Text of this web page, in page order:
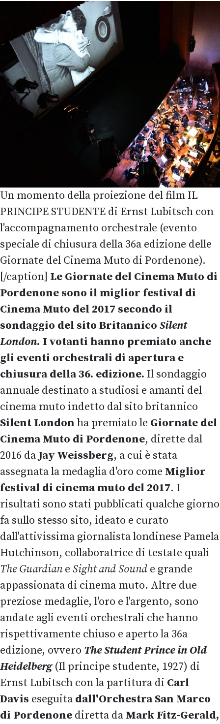
Un momento della proiezione del film IL
PRINCIPE STUDENTE di Ernst Lubitsch con
l'accompagnamento orchestrale (evento
speciale di chiusura della 36a edizione delle
Giornate del Cinema Muto di Pordenone).
[/caption] Le Giornate del Cinema Muto di
Pordenone sono il miglior festival di
Cinema Muto del 2017 secondo il
sondaggio del sito Britannico Silent
London. I votanti hanno premiato anche
gli eventi orchestrali di apertura e
chiusura della 36. edizione. Il sondaggio
annuale destinato a studiosi e amanti del
cinema muto indetto dal sito britannico
Silent London ha premiato le Giornate del
Cinema Muto di Pordenone, dirette dal
2016 da Jay Weissberg, a cui è stata
assegnata la medaglia d'oro come Miglior
festival di cinema muto del 2017. I
risultati sono stati pubblicati qualche giorno
fa sullo stesso sito, ideato e curato
dall'attivissima giornalista londinese Pamela
Hutchinson, collaboratrice di testate quali
The Guardiane Sight and Sound e grande
appassionata di cinema muto. Altre due
preziose medaglie, l'oro e l'argento, sono
andate agli eventi orchestrali che hanno
rispettivamente chiuso e aperto la 36a
edizione, ovvero The Student Prince in Old
Heidelberg(Il principe studente, 1927) di
Ernst Lubitsch con la partitura di Carl
Davis eseguita dall'Orchestra San Marco
di Pordenone diretta da Mark Fitz-Gerald,